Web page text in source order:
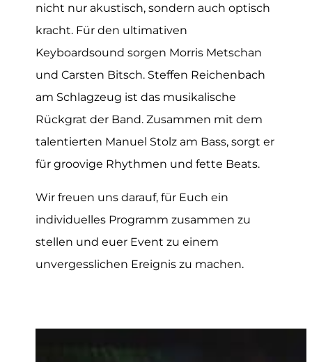
nicht nur akustisch, sondern auch optisch
kracht. Für den ultimativen
Keyboardsound sorgen Morris Metschan
und Carsten Bitsch. Steffen Reichenbach
am Schlagzeug ist das musikalische
Rückgrat der Band. Zusammen mit dem
talentierten Manuel Stolz am Bass, sorgt er
für groovige Rhythmen und fette Beats.
Wir freuen uns darauf, für Euch ein
individuelles Programm zusammen zu
stellen und euer Event zu einem
unvergesslichen Ereignis zu machen.